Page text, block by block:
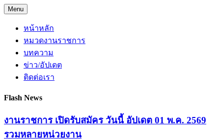
Skip
to
content
Menu
หน้าหลัก
หมวดงานราชการ
บทความ
ข่าว/อัปเดต
ติดต่อเรา
Flash News
งานราชการ เปิดรับสมัคร วันนี้ อัปเดต 01 พ.ค. 2569
รวมหลายหน่วยงาน